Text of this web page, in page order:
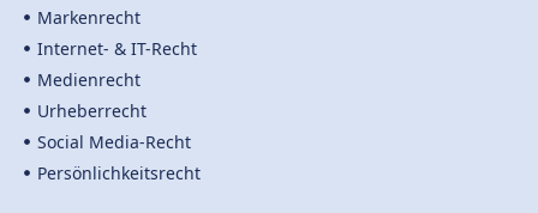
Markenrecht
Internet- & IT-Recht
Medienrecht
Urheberrecht
Social Media-Recht
Persönlichkeitsrecht